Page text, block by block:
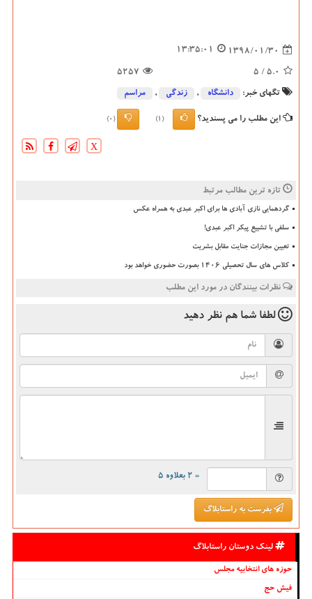
1398/01/30
13:35:01
5.0
/ 5
5257
تگهای خبر: دانشگاه‌ , زندگی , مراسم
این مطلب را می پسندید؟ (1)
(0)
X
تازه ترین مطالب مرتبط
گردهمایی نازی آبادی ها برای اکبر عبدی به همراه عکس
سلفی با تشییع پیکر اکبر عبدی!
تعیین مجازات جنایت مقابل بشریت
کلاس های سال تحصیلی ۱۴۰۶ بصورت حضوری خواهد بود
نظرات بینندگان در مورد این مطلب
لطفا شما هم نظر دهید
= ۲ بعلاوه ۵
بفرست به راستابلاگ
لینک دوستان راستابلاگ
حوزه های انتخابیه مجلس
فیش حج